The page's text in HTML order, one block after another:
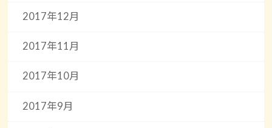
2017年12月
2017年11月
2017年10月
2017年9月